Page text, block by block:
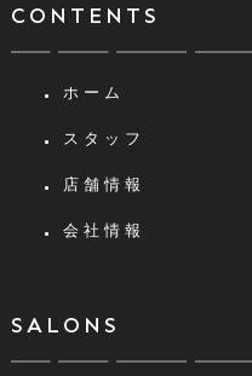
CONTENTS
ホーム
スタッフ
店舗情報
会社情報
SALONS